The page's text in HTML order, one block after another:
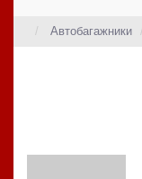
Автобагажники